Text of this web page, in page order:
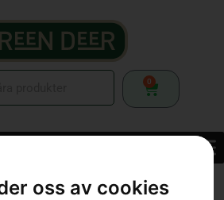
oss av cookies
0
»Smörjmedel & Bränsle » Motorolja»